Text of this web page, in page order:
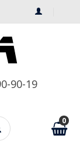
90-19
0